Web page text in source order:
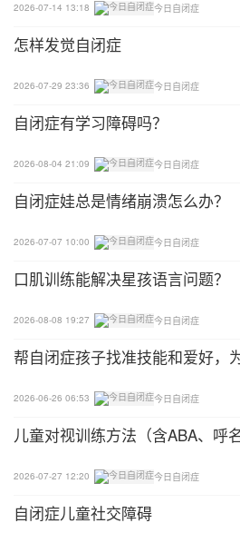
施测。
否是由于孩子缺乏微量元素导
了个子矮小，面黄肌瘦等情况
自闭症缓则的脑干听觉诱发电
明，自闭症患者的脑干，存在
时间延长，异常率可达20%-
9、注意力测验
通过注意力测试，如注意力持
对孩子注意力情况进行判定。
10、自闭症怎么确诊
2026-07-14 13:18 今日自闭症
怎样发觉自闭症
2026-07-29 23:36 今日自闭症
自闭症有学习障碍吗？
2026-08-04 21:09 今日自闭症
自闭症娃总是情绪崩溃怎么办？
2026-07-07 10:00 今日自闭症
口肌训练能解决星孩语言问题？
2026-08-08 19:27 今日自闭症
帮自闭症孩子找准技能和爱好，
2026-06-26 06:53 今日自闭症
儿童对视训练方法（含ABA、呼
2026-07-27 12:20 今日自闭症
自闭症儿童社交障碍